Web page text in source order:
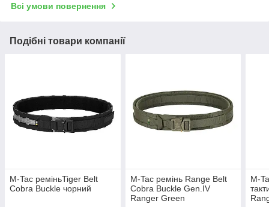
Всі умови повернення
Подібні товари компанії
M-Tac реміньTiger Belt
Cobra Buckle чорний
M-Tac ремінь Range Belt
Cobra Buckle Gen.IV
Ranger Green
M-